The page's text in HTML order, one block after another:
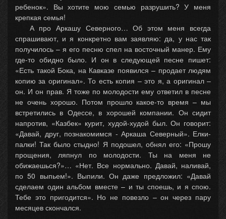
ребенок». Вы хотите мою семью разрушить? У меня
крепкая семья!
А про Аркашу Северного… Об этом меня всегда
спрашивают, и я конкретно вам заявляю: да, у нас так
получилось – я его песню спел на восточный манер. Ему
где-то обидно было. И он в следующей песне пишет:
«Есть такой Бока, на Кавказе появился – продает людям
копию за оригинал». То есть копия – это я, а оригинал –
он. И он прав. Я тоже по молодости ему ответил в песне
не очень хорошо. Потом прошло какое-то время – мы
встретились в Одессе, в хорошей компании. Он сидит
напротив, «Казбек» курит, худой-худой был. Он говорит:
«Давай, друг, познакомимся - Аркаша Северный». Елки-
палки! Так было стыдно! Я подошел, обнял его: «Прошу
прощения, ляпнул по молодости. Ты на меня не
обижаешься?»… «Нет. Все нормально. Давай, наливай,
по 50 выпьем!». Выпили. Он даже предложил: «Давай
сделаем один альбом вместе – и ты споешь, и я спою.
Тебе это пригодится». Но не повезло – он через пару
месяцев скончался.